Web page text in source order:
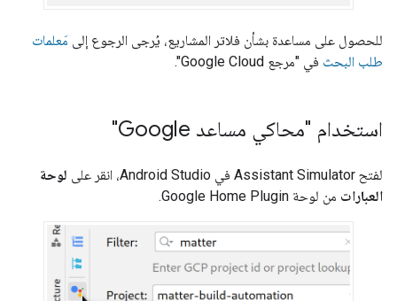
للحصول على مساعدة بشأن فلاتر المشاريع، يُرجى الرجوع إلى مَعلمات
طلب البحث في "مرجع Google Cloud".
استخدام "محاكي مساعد Google"
لفتح Assistant Simulator في Android Studio، انقر على لوحة
العبارات من لوحة Google Home Plugin
.